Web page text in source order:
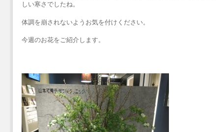
しい寒さでしたね。
体調を崩されないようお気を付けください。
今週のお花をご紹介します。